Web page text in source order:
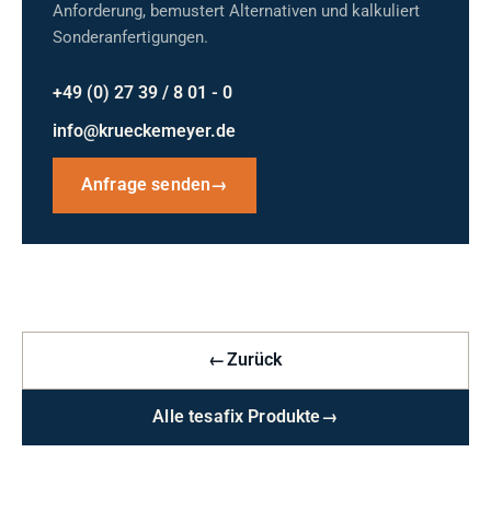
Anforderung, bemustert Alternativen und kalkuliert
Sonderanfertigungen.
+49 (0) 27 39 / 8 01 - 0
info@krueckemeyer.de
Anfrage senden→
←Zurück
Alle tesafix Produkte→